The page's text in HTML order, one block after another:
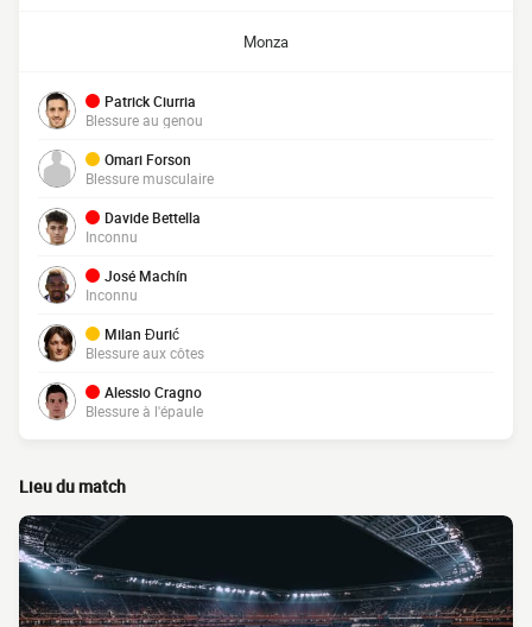
Monza
Patrick Ciurria
Blessure au genou
Omari Forson
Blessure musculaire
Davide Bettella
Inconnu
José Machín
Inconnu
Milan Đurić
Blessure aux côtes
Alessio Cragno
Blessure à l'épaule
Lieu du match